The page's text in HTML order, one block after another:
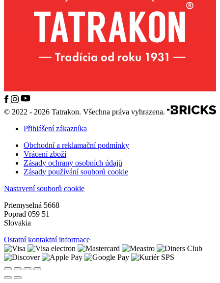
© 2022 - 2026 Tatrakon. Všechna práva vyhrazena.
Přihlášení zákazníka
Obchodní a reklamační podmínky
Vrácení zboží
Zásady ochrany osobních údajů
Zásady používání souborů cookie
Nastavení souborů cookie
Priemyselná 5668
Poprad 059 51
Slovakia
Ostatní kontaktní informace